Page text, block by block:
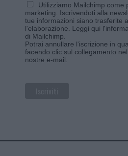
Utilizziamo Mailchimp come
marketing. Iscrivendoti alla
tue informazioni siano trasferite
l'elaborazione. Leggi qui
di Mailchimp
Potrai annullare l'iscrizione in
facendo clic sul collegamento
nostre e-mail.